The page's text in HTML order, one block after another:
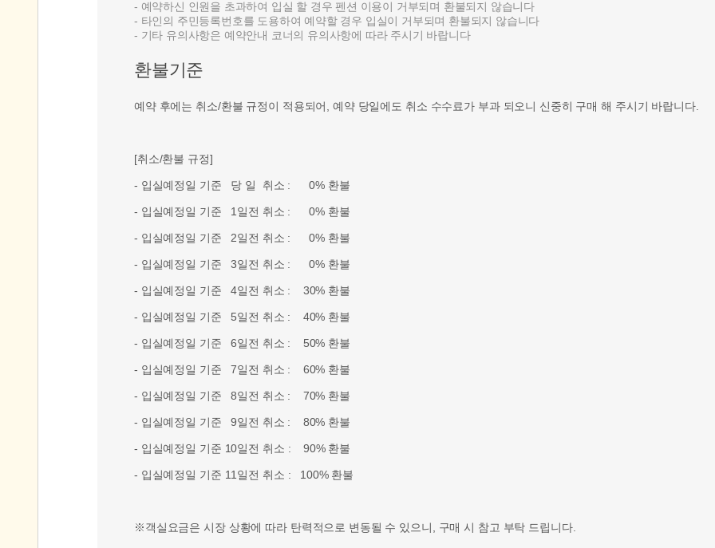
- 예약하신 인원을 초과하여 입실 할 경우 펜션 이용이 거부되며 환불되지 않습니다
- 타인의 주민등록번호를 도용하여 예약할 경우 입실이 거부되며 환불되지 않습니다
- 기타 유의사항은 예약안내 코너의 유의사항에 따라 주시기 바랍니다
환불기준
예약 후에는 취소/환불 규정이 적용되어, 예약 당일에도 취소 수수료가 부과 되오니 신중히 구매 해 주시기 바랍니다.
[취소/환불 규정]
- 입실예정일 기준 당 일 취소 : 0% 환불
- 입실예정일 기준 1일전 취소 : 0% 환불
- 입실예정일 기준 2일전 취소 : 0% 환불
- 입실예정일 기준 3일전 취소 : 0% 환불
- 입실예정일 기준 4일전 취소 : 30% 환불
- 입실예정일 기준 5일전 취소 : 40% 환불
- 입실예정일 기준 6일전 취소 : 50% 환불
- 입실예정일 기준 7일전 취소 : 60% 환불
- 입실예정일 기준 8일전 취소 : 70% 환불
- 입실예정일 기준 9일전 취소 : 80% 환불
- 입실예정일 기준 10일전 취소 : 90% 환불
- 입실예정일 기준 11일전 취소 : 100% 환불
※객실요금은 시장 상황에 따라 탄력적으로 변동될 수 있으니, 구매 시 참고 부탁 드립니다.